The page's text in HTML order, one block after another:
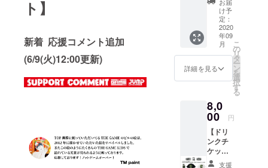
ト】
新着 応援コメント追加
(6/9(火)12:00更新)
ネーム)
を備考
欄へご
記入く
ださ
い。 ※
要の方
は備考
要】と
ご記入
くださ
い
ご記入
くださ
へのお
名前掲
載可能
な方は
お名前
(又は
欄へご
記入く
ださ
い。 ※
掲載不
要の方
は備考
(GAME-
B-)】 ●
GAME-
B-L/S T
シャツ
・サイ
ズ：M /
L / XL /
XXL ●
クチ
ケット1
枚 有効
期限は
営業再
開から
6ヶ月以
け予
定：
2020
年09
月
詳細を見る
こ
の
リ
タ
ー
ン
を
選
択
す
る
8,0
00 円
【ドリ
ンクチ
ケット
(1枚)＋
支援